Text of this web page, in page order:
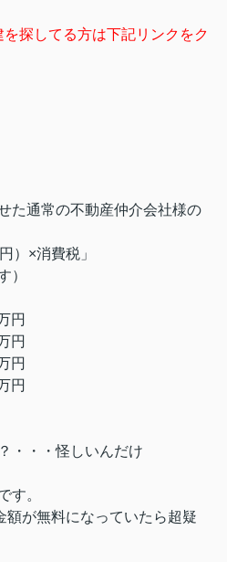
を探してる方は下記リンクをク
た通常の不動産仲介会社様の
）×消費税」
）
円
円
円
円
・・・怪しいんだけ
す。
額が無料になっていたら超疑